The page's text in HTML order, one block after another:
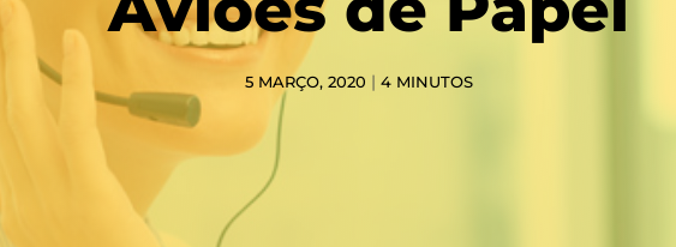
5 MARÇO, 2020 | 4 MINUTOS